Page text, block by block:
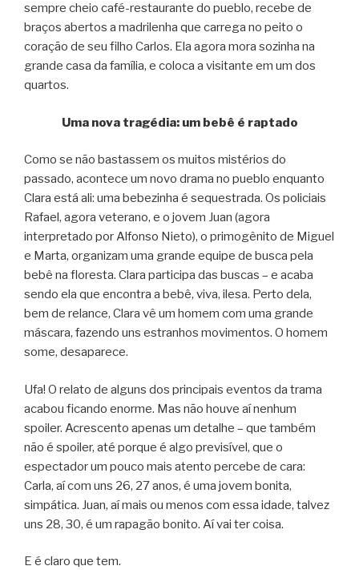
sempre cheio café-restaurante do pueblo, recebe de
braços abertos a madrilenha que carrega no peito o
coração de seu filho Carlos. Ela agora mora sozinha na
grande casa da família, e coloca a visitante em um dos
quartos.
Uma nova tragédia: um bebê é raptado
Como se não bastassem os muitos mistérios do
passado, acontece um novo drama no pueblo enquanto
Clara está ali: uma bebezinha é sequestrada. Os policiais
Rafael, agora veterano, e o jovem Juan (agora
interpretado por Alfonso Nieto), o primogênito de Miguel
e Marta, organizam uma grande equipe de busca pela
bebê na floresta. Clara participa das buscas – e acaba
sendo ela que encontra a bebê, viva, ilesa. Perto dela,
bem de relance, Clara vê um homem com uma grande
máscara, fazendo uns estranhos movimentos. O homem
some, desaparece.
Ufa! O relato de alguns dos principais eventos da trama
acabou ficando enorme. Mas não houve aí nenhum
spoiler. Acrescento apenas um detalhe – que também
não é spoiler, até porque é algo previsível, que o
espectador um pouco mais atento percebe de cara:
Carla, aí com uns 26, 27 anos, é uma jovem bonita,
simpática. Juan, aí mais ou menos com essa idade, talvez
uns 28, 30, é um rapagão bonito. Aí vai ter coisa.
E é claro que tem.